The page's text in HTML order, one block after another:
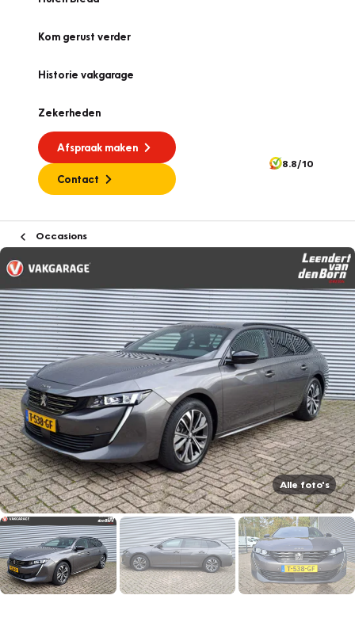
Kom gerust verder
Historie vakgarage
Zekerheden
Afspraak maken
Contact
8.8/10
Occasions
Alle foto's